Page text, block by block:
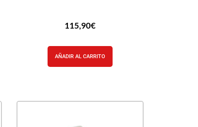
115,90€
AÑADIR AL CARRITO